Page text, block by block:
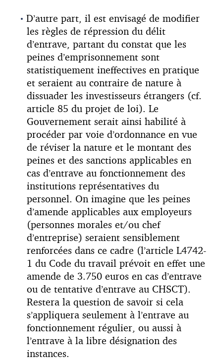
D’autre part, il est envisagé de modifier
les règles de répression du délit
d’entrave, partant du constat que les
peines d’emprisonnement sont
statistiquement ineffectives en pratique
et seraient au contraire de nature à
dissuader les investisseurs étrangers (cf.
article 85 du projet de loi). Le
Gouvernement serait ainsi habilité à
procéder par voie d’ordonnance en vue
de réviser la nature et le montant des
peines et des sanctions applicables en
cas d’entrave au fonctionnement des
institutions représentatives du
personnel. On imagine que les peines
d’amende applicables aux employeurs
(personnes morales et/ou chef
d’entreprise) seraient sensiblement
renforcées dans ce cadre (l’article L4742-
1 du Code du travail prévoit en effet une
amende de 3.750 euros en cas d’entrave
ou de tentative d’entrave au CHSCT).
Restera la question de savoir si cela
s’appliquera seulement à l’entrave au
fonctionnement régulier, ou aussi à
l’entrave à la libre désignation des
instances.